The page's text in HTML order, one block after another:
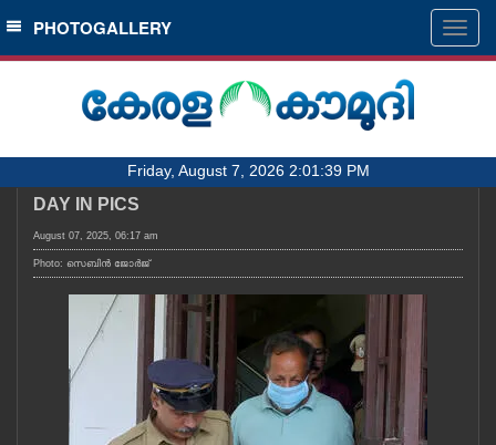
SECTIONS
HOME
NOTIFIED NEWS
KERALA
OBITUARY
PHOTOGALLERY
Friday, August 7, 2026 2:01:39 PM
DAY IN PICS
August 07, 2025, 06:17 am
Photo: സെബിൻ ജോർജ്